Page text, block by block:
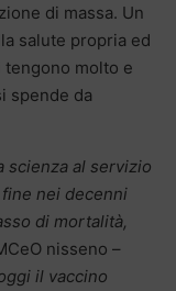
di massa. Un
salute propria ed
molto e
spende da
scienza al servizio
fine nei decenni
di mortalità,
nisseno –
il vaccino